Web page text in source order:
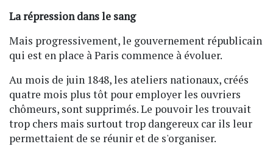
La répression dans le sang
Mais progressivement, le gouvernement républicain
qui est en place à Paris commence à évoluer.
Au mois de juin 1848, les ateliers nationaux, créés
quatre mois plus tôt pour employer les ouvriers
chômeurs, sont supprimés. Le pouvoir les trouvait
trop chers mais surtout trop dangereux car ils leur
permettaient de se réunir et de s'organiser.